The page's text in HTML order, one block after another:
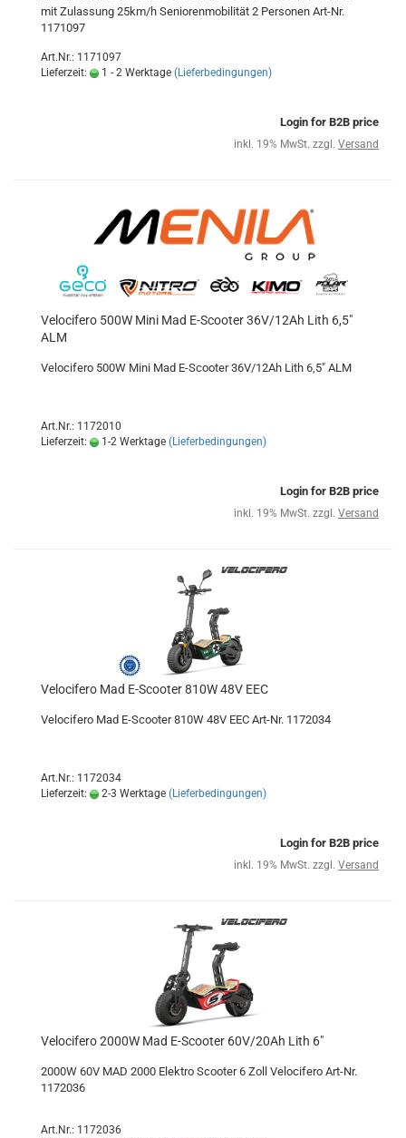
mit Zulassung 25km/h Seniorenmobilität 2 Personen Art-Nr.
1171097
Art.Nr.: 1171097
Lieferzeit:
1 - 2 Werktage (Lieferbedingungen)
Login for B2B price
inkl. 19% MwSt. zzgl. Versand
Velocifero 500W Mini Mad E-Scooter 36V/12Ah Lith 6,5"
ALM
Velocifero 500W Mini Mad E-Scooter 36V/12Ah Lith 6,5" ALM
Art.Nr.: 1172010
Lieferzeit:
1-2 Werktage (Lieferbedingungen)
Login for B2B price
inkl. 19% MwSt. zzgl. Versand
Velocifero Mad E-Scooter 810W 48V EEC
Velocifero Mad E-Scooter 810W 48V EEC Art-Nr. 1172034
Art.Nr.: 1172034
Lieferzeit:
2-3 Werktage (Lieferbedingungen)
Login for B2B price
inkl. 19% MwSt. zzgl. Versand
Velocifero 2000W Mad E-Scooter 60V/20Ah Lith 6"
2000W 60V MAD 2000 Elektro Scooter 6 Zoll Velocifero Art-Nr.
1172036
Art.Nr.: 1172036